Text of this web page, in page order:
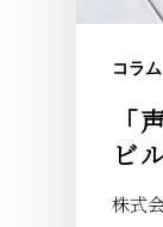
コラム
「
ビ
株式